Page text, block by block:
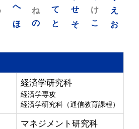
え
お
け
こ
せ
そ
て
と
ね
の
へ
ほ
経済学研究科
経済学専攻
経済学研究科（通信教育課程）
マネジメント研究科